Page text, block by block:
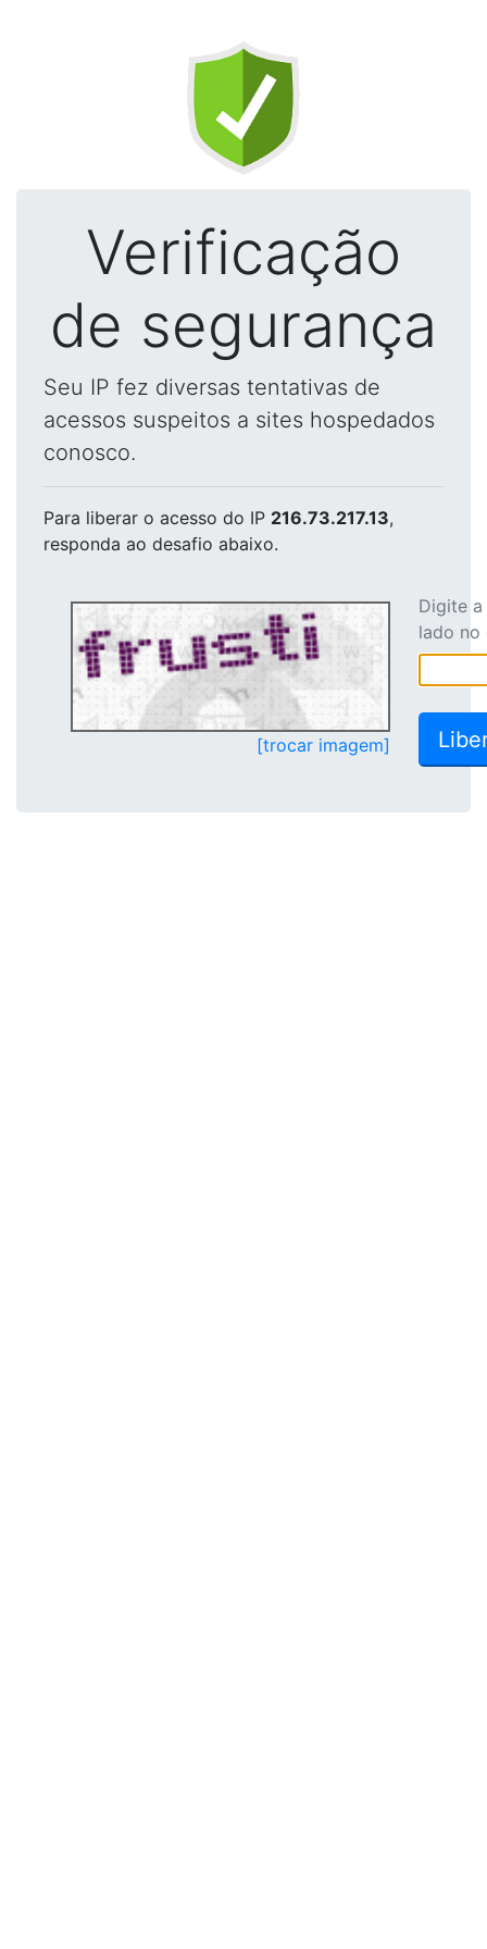
Verificação
de segurança
Seu IP fez diversas tentativas de
acessos suspeitos a sites hospedados
conosco.
Para liberar o acesso do IP 216.73.217.13,
responda ao desafio abaixo.
[trocar imagem]
Digite
lado no